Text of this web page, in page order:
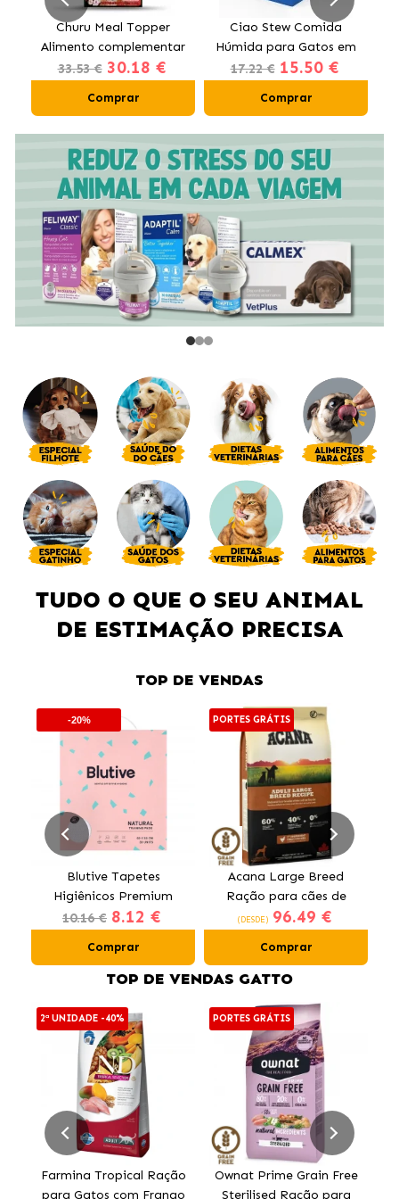
Churu Meal Topper
Alimento complementar
para cães com vaca
33.53 € 30.18 €
Comprar
Ciao Stew Comida
Húmida para Gatos em
Creme com Frango e
17.22 € 15.50 €
Comprar
TUDO O QUE O SEU ANIMAL
DE ESTIMAÇÃO PRECISA
TOP DE VENDAS
-20%
Blutive Tapetes
Higiênicos Premium
para Cães 60x60 cm
10.16 € 8.12 €
Comprar
PORTES GRÁTIS
Acana Large Breed
Ração para cães de
raças grandes com
(DESDE) 96.49 €
Comprar
TOP DE VENDAS GATTO
2ª UNIDADE -40%
Farmina Tropical Ração
para Gatos com Frango
PORTES GRÁTIS
Ownat Prime Grain Free
Sterilised Ração para